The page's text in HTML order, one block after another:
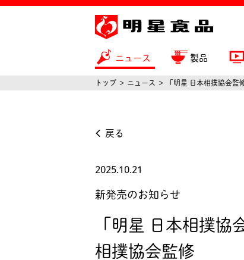
ニュース 製品
トップ ニュース 「明星 日本相撲協会
戻る
2025.10.21
新発売のお知らせ
「明星 日本相撲協
相撲協会監修